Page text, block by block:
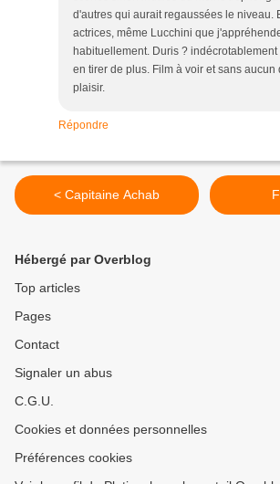
d'autres qui aurait regaussées le niveau.
actrices, même Lucchini que
habituellement. Duris ?
en tirer de plus. Film à voir et sans aucun
plaisir.
Répondre
< Capitaine Achab
Hébergé par Overblog
Top articles
Pages
Contact
Signaler un abus
C.G.U.
Cookies et données personnelles
Préférences cookies